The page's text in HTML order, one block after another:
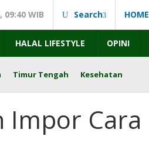
WIB Search HOME
HALAL LIFESTYLE OPINI
Timur Tengah Kesehatan
Impor Cara